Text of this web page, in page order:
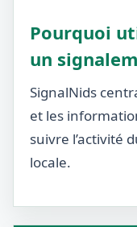
Pourquoi
un
SignalNids
et les
suivre l’activité
locale.